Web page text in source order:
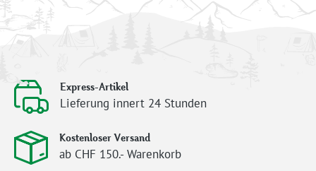
Express-Artikel
Lieferung innert 24 Stunden
Kostenloser Versand
ab CHF 150.- Warenkorb